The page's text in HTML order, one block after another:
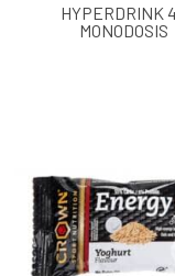
HYPERDRINK
MONODOSIS